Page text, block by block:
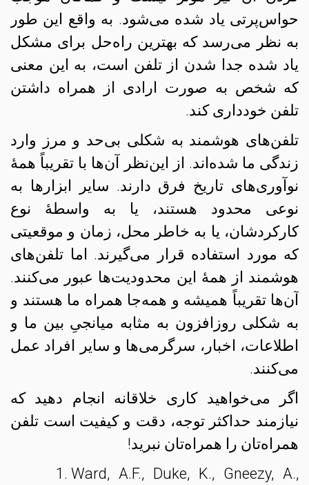
حواس‌پرتی یاد شده می‌شود. به واقع این طور
به نظر می‌رسد که بهترین راه‌حل برای مشکل
یاد شده جدا شدن از تلفن است، به این معنی
که شخص به صورت ارادی از همراه داشتن
تلفن خودداری کند.
تلفن‌های هوشمند به شکلی بی‌حد و مرز وارد
زندگی ما شده‌اند. از این‌نظر آن‌ها با تقریباً همهٔ
نوآوری‌های تاریخ فرق دارند. سایر ابزارها به
نوعی محدود هستند، یا به واسطهٔ نوع
کارکردشان، یا به خاطر محل، زمان و موقعیتی
که مورد استفاده قرار می‌گیرند. اما تلفن‌های
هوشمند از همهٔ این محدودیت‌ها عبور می‌کنند.
آن‌ها تقریباً همیشه و همه‌جا همراه ما هستند و
به شکلی روزافزون به مثابه میانجیِ بین ما و
اطلاعات، اخبار، سرگرمی‌ها و سایر افراد عمل
می‌کنند.
اگر می‌خواهید کاری خلاقانه انجام دهید که
نیازمند حداکثر توجه، دقت و کیفیت است تلفن‌
همراه‌تان را همراه‌تان نبرید!
Ward, A.F., Duke, K., Gneezy, A.,